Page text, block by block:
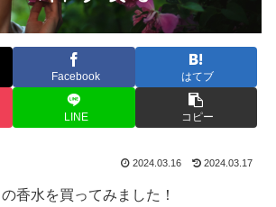
Facebook はてブ
LINE コピー
2024.03.16 2024.03.17
香水を買ってみました！